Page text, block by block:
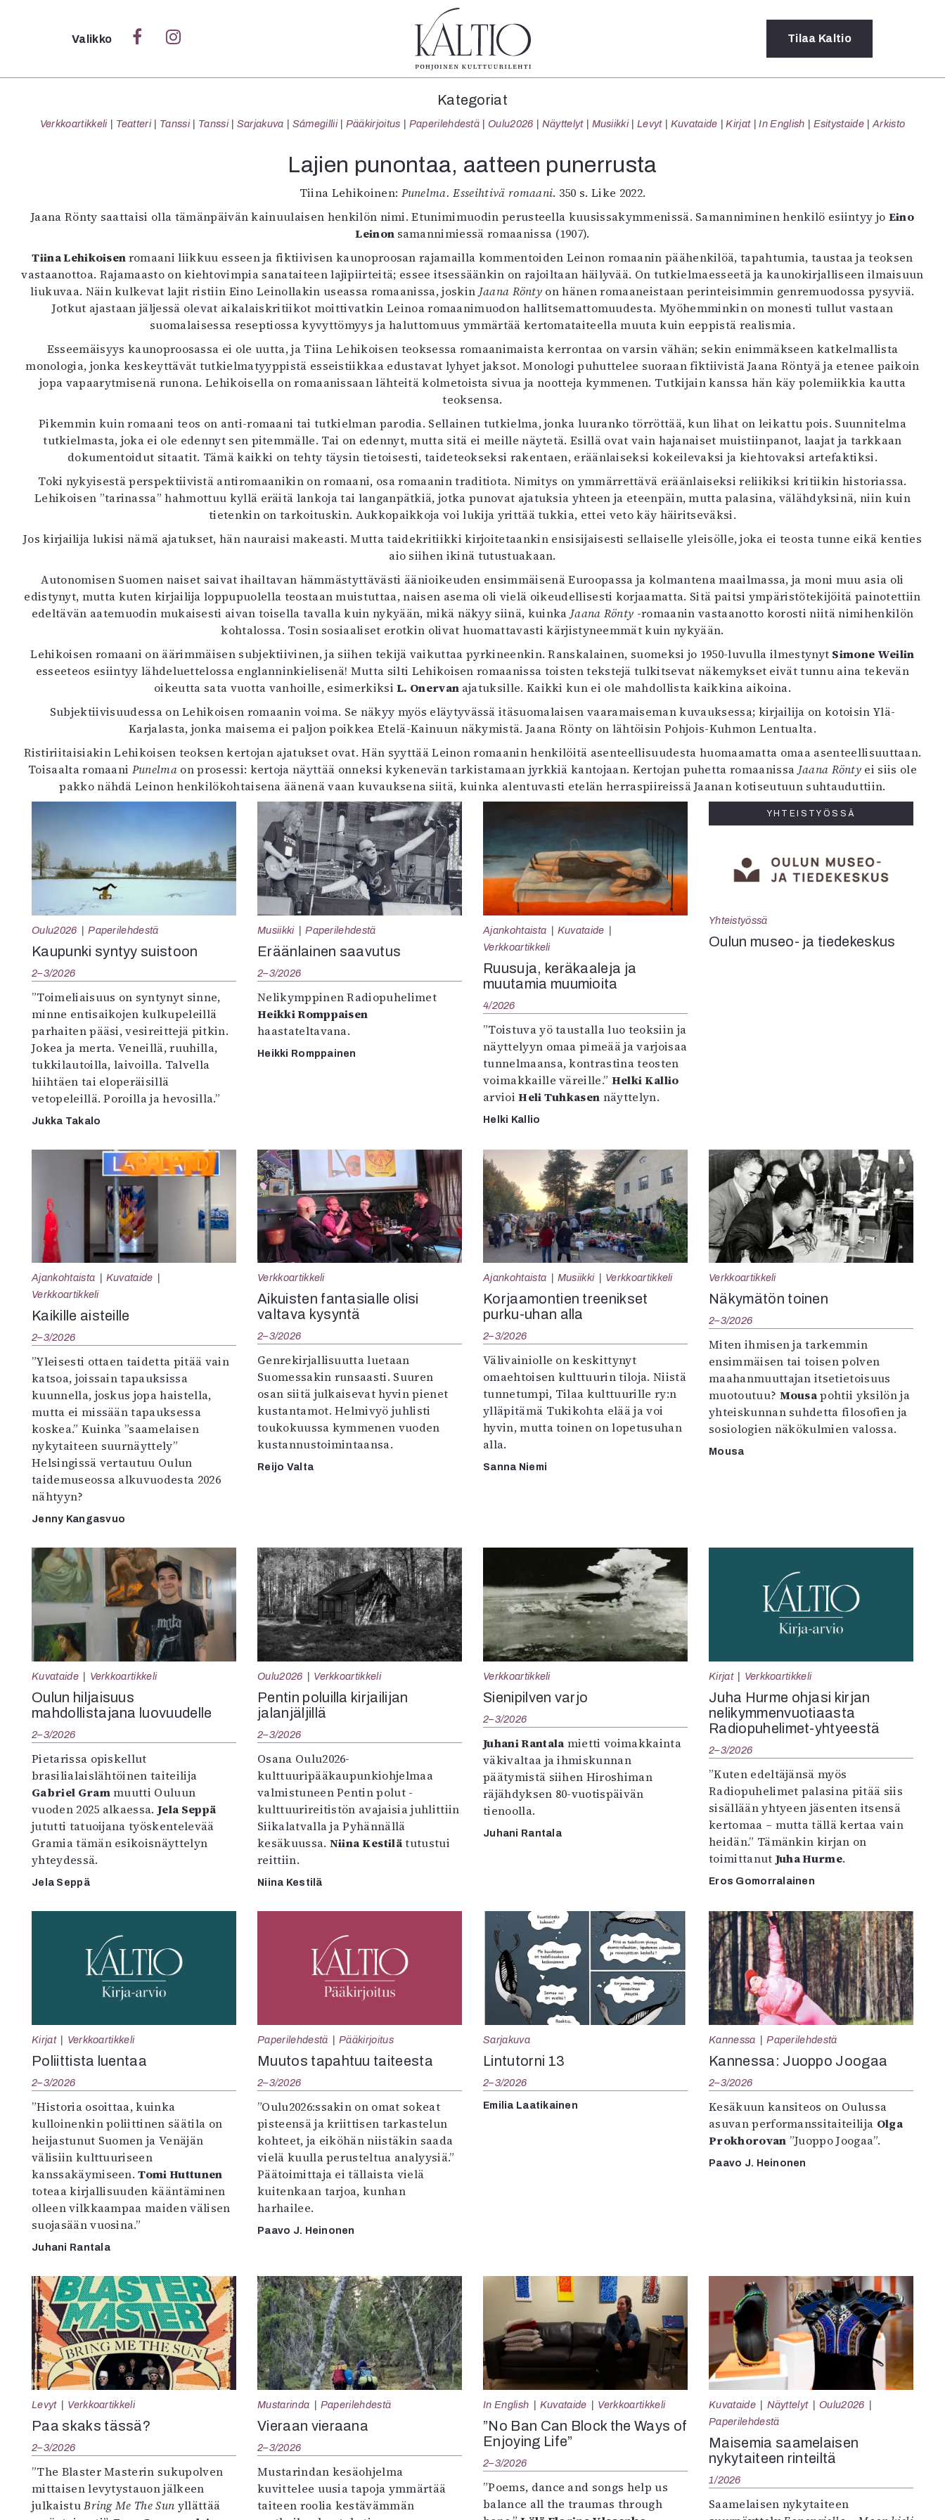
Sulje
Verkkoartikkeli
Tanssi
Tanssi
Sarjakuva
Pääkirjoitus
Paperilehdestä
Oulu2026
Näyttelyt
Musiikki
Levyt
Kuvataide
Kirjat
In English
Esitystaide
Lehdet
4/2026
6/2025
5/2025 saame
Lehtiarkisto
Tilaus ja
Yhteistyössä
Toimitus
Mediatiedot
Valikko Tilaa Kaltio
Kategoriat
Verkkoartikkeli Teatteri Tanssi Tanssi Sarjakuva Sámegillii Pääkirjoitus Paperilehdestä Oulu2026 Näyttelyt Musiikki Levyt Kuvataide Kirjat In English Esitystaide Arkisto
Lajien punontaa, aatteen punerrusta
Tiina Lehikoinen: Punelma. Esseihtivä romaani. 350 s. Like 2022.
Jaana Rönty saattaisi olla tämänpäivän kainuulaisen henkilön nimi. Etunimimuodin perusteella kuusissakymmenissä. Samanniminen henkilö esiintyy jo Eino
Leinon samannimiessä romaanissa (1907).
Tiina Lehikoisenromaani liikkuu esseen ja fiktiivisen kaunoproosan rajamailla kommentoiden Leinon romaanin päähenkilöä, tapahtumia, taustaa ja teoksen
vastaanottoa. Rajamaasto on kiehtovimpia sanataiteen lajipiirteitä; essee itsessäänkin on rajoiltaan häilyvää. On tutkielmaesseetä ja kaunokirjalliseen ilmaisuun
liukuvaa. Näin kulkevat lajit ristiin Eino Leinollakin useassa romaanissa, joskin Jaana Rönty on hänen romaaneistaan perinteisimmin genremuodossa pysyviä.
Jotkut ajastaan jäljessä olevat aikalaiskritiikot moittivatkin Leinoa romaanimuodon hallitsemattomuudesta. Myöhemminkin on monesti tullut vastaan
suomalaisessa reseptiossa kyvyttömyys ja haluttomuus ymmärtää kertomataiteella muuta kuin eeppistä realismia.
Esseemäisyys kaunoproosassa ei ole uutta, ja Tiina Lehikoisen teoksessa romaanimaista kerrontaa on varsin vähän; sekin enimmäkseen katkelmallista
monologia, jonka keskeyttävät tutkielmatyyppistä esseistiikkaa edustavat lyhyet jaksot. Monologi puhuttelee suoraan fiktiivistä Jaana Röntyä ja etenee paikoin
jopa vapaarytmisenä runona. Lehikoisella on romaanissaan lähteitä kolmetoista sivua ja nootteja kymmenen. Tutkijain kanssa hän käy polemiikkia kautta
teoksensa.
Pikemmin kuin romaani teos on anti-romaani tai tutkielman parodia. Sellainen tutkielma, jonka luuranko törröttää, kun lihat on leikattu pois. Suunnitelma
tutkielmasta, joka ei ole edennyt sen pitemmälle. Tai on edennyt, mutta sitä ei meille näytetä. Esillä ovat vain hajanaiset muistiinpanot, laajat ja tarkkaan
dokumentoidut sitaatit. Tämä kaikki on tehty täysin tietoisesti, taideteokseksi rakentaen, eräänlaiseksi kokeilevaksi ja kiehtovaksi artefaktiksi.
Toki nykyisestä perspektiivistä antiromaanikin on romaani, osa romaanin traditiota. Nimitys on ymmärrettävä eräänlaiseksi reliikiksi kritiikin historiassa.
Lehikoisen ”tarinassa” hahmottuu kyllä eräitä lankoja tai langanpätkiä, jotka punovat ajatuksia yhteen ja eteenpäin, mutta palasina, välähdyksinä, niin kuin
tietenkin on tarkoituskin. Aukkopaikkoja voi lukija yrittää tukkia, ettei veto käy häiritseväksi.
Jos kirjailija lukisi nämä ajatukset, hän nauraisi makeasti. Mutta taidekritiikki kirjoitetaankin ensisijaisesti sellaiselle yleisölle, joka ei teosta tunne eikä kenties
aio siihen ikinä tutustuakaan.
Autonomisen Suomen naiset saivat ihailtavan hämmästyttävästi äänioikeuden ensimmäisenä Euroopassa ja kolmantena maailmassa, ja moni muu asia oli
edistynyt, mutta kuten kirjailija loppupuolella teostaan muistuttaa, naisen asema oli vielä oikeudellisesti korjaamatta. Sitä paitsi ympäristötekijöitä painotettiin
edeltävän aatemuodin mukaisesti aivan toisella tavalla kuin nykyään, mikä näkyy siinä, kuinka Jaana Rönty -romaanin vastaanotto korosti niitä nimihenkilön
kohtalossa. Tosin sosiaaliset erotkin olivat huomattavasti kärjistyneemmät kuin nykyään.
Lehikoisen romaani on äärimmäisen subjektiivinen, ja siihen tekijä vaikuttaa pyrkineenkin. Ranskalainen, suomeksi jo 1950-luvulla ilmestynyt Simone Weilin
esseeteos esiintyy lähdeluettelossa englanninkielisenä! Mutta silti Lehikoisen romaanissa toisten tekstejä tulkitsevat näkemykset eivät tunnu aina tekevän
oikeutta sata vuotta vanhoille, esimerkiksiL. Onervan ajatuksille. Kaikki kun ei ole mahdollista kaikkina aikoina.
Subjektiivisuudessa on Lehikoisen romaanin voima. Se näkyy myös eläytyvässä itäsuomalaisen vaaramaiseman kuvauksessa; kirjailija on kotoisin Ylä-
Karjalasta, jonka maisema ei paljon poikkea Etelä-Kainuun näkymistä. Jaana Rönty on lähtöisin Pohjois-Kuhmon Lentualta.
Ristiriitaisiakin Lehikoisen teoksen kertojan ajatukset ovat. Hän syyttää Leinon romaanin henkilöitä asenteellisuudesta huomaamatta omaa asenteellisuuttaan.
Toisaalta romaani Punelma on prosessi: kertoja näyttää onneksi kykenevän tarkistamaan jyrkkiä kantojaan. Kertojan puhetta romaanissa Jaana Rönty ei siis ole
pakko nähdä Leinon henkilökohtaisena äänenä vaan kuvauksena siitä, kuinka alentuvasti etelän herraspiireissä Jaanan kotiseutuun suhtauduttiin.
Oulu2026 Paperilehdestä
Kaupunki syntyy suistoon
2–3/2026
”Toimeliaisuus on syntynyt sinne,
minne entisaikojen kulkupeleillä
parhaiten pääsi, vesireittejä pitkin.
Jokea ja merta. Veneillä, ruuhilla,
tukkilautoilla, laivoilla. Talvella
hiihtäen tai eloperäisillä
vetopeleillä. Poroilla ja hevosilla.”
Jukka Takalo
Musiikki Paperilehdestä
Eräänlainen saavutus
2–3/2026
Nelikymppinen Radiopuhelimet
Heikki Romppaisen
haastateltavana.
Heikki Romppainen
Ajankohtaista
Kuvataide
Verkkoartikkeli
Ruusuja, keräkaaleja ja
muutamia muumioita
4/2026
”Toistuva yö taustalla luo teoksiin ja
näyttelyyn omaa pimeää ja varjoisaa
tunnelmaansa, kontrastina teosten
voimakkaille väreille.” Helki Kallio
arvioiHeli Tuhkasen näyttelyn.
Helki Kallio
YHTEISTYÖSSÄ
Yhteistyössä
Oulun museo- ja tiedekeskus
Ajankohtaista
Kuvataide
Verkkoartikkeli
Kaikille aisteille
2–3/2026
”Yleisesti ottaen taidetta pitää vain
katsoa, joissain tapauksissa
kuunnella, joskus jopa haistella,
mutta ei missään tapauksessa
koskea.” Kuinka ”saamelaisen
nykytaiteen suurnäyttely”
Helsingissä vertautuu Oulun
taidemuseossa alkuvuodesta 2026
nähtyyn?
Jenny Kangasvuo
Verkkoartikkeli
Aikuisten fantasialle olisi
valtava kysyntä
2–3/2026
Genrekirjallisuutta luetaan
Suomessakin runsaasti. Suuren
osan siitä julkaisevat hyvin pienet
kustantamot. Helmivyö juhlisti
toukokuussa kymmenen vuoden
kustannustoimintaansa.
Reijo Valta
Ajankohtaista Musiikki Verkkoartikkeli
Korjaamontien treenikset
purku-uhan alla
2–3/2026
Välivainiolle on keskittynyt
omaehtoisen kulttuurin tiloja. Niistä
tunnetumpi, Tilaa kulttuurille ry:n
ylläpitämä Tukikohta elää ja voi
hyvin, mutta toinen on lopetusuhan
alla.
Sanna Niemi
Verkkoartikkeli
Näkymätön toinen
2–3/2026
Miten ihmisen ja tarkemmin
ensimmäisen tai toisen polven
maahanmuuttajan itsetietoisuus
muotoutuu? Mousapohtii yksilön ja
yhteiskunnan suhdetta filosofien ja
sosiologien näkökulmien valossa.
Mousa
Kuvataide Verkkoartikkeli
Oulun hiljaisuus
mahdollistajana luovuudelle
2–3/2026
Pietarissa opiskellut
brasilialaislähtöinen taiteilija
Gabriel Grammuutti Ouluun
vuoden 2025 alkaessa.Jela Seppä
jututti tatuoijana työskentelevää
Gramia tämän esikoisnäyttelyn
yhteydessä.
Jela Seppä
Oulu2026 Verkkoartikkeli
Pentin poluilla kirjailijan
jalanjäljillä
2–3/2026
Osana Oulu2026-
kulttuuripääkaupunkiohjelmaa
valmistuneen Pentin polut -
kulttuurireitistön avajaisia juhlittiin
Siikalatvalla ja Pyhännällä
kesäkuussa. Niina Kestilätutustui
reittiin.
Niina Kestilä
Verkkoartikkeli
Sienipilven varjo
2–3/2026
Juhani Rantala mietti voimakkainta
väkivaltaa ja ihmiskunnan
päätymistä siihen Hiroshiman
räjähdyksen 80-vuotispäivän
tienoolla.
Juhani Rantala
Kirjat Verkkoartikkeli
Juha Hurme ohjasi kirjan
nelikymmenvuotiaasta
Radiopuhelimet-yhtyeestä
2–3/2026
”Kuten edeltäjänsä myös
Radiopuhelimet palasina pitää siis
sisällään yhtyeen jäsenten itsensä
kertomaa – mutta tällä kertaa vain
heidän.” Tämänkin kirjan on
toimittanut Juha Hurme.
Eros Gomorralainen
Kirjat Verkkoartikkeli
Poliittista luentaa
2–3/2026
”Historia osoittaa, kuinka
kulloinenkin poliittinen säätila on
heijastunut Suomen ja Venäjän
välisiin kulttuuriseen
kanssakäymiseen.Tomi Huttunen
toteaa kirjallisuuden kääntäminen
olleen vilkkaampaa maiden välisen
suojasään vuosina.”
Juhani Rantala
Paperilehdestä Pääkirjoitus
Muutos tapahtuu taiteesta
2–3/2026
”Oulu2026:ssakin on omat sokeat
pisteensä ja kriittisen tarkastelun
kohteet, ja eiköhän niistäkin saada
vielä kuulla perusteltua analyysiä.”
Päätoimittaja ei tällaista vielä
kuitenkaan tarjoa, kunhan
harhailee.
Paavo J. Heinonen
Sarjakuva
Lintutorni 13
2–3/2026
Emilia Laatikainen
Kannessa Paperilehdestä
Kannessa: Juoppo Joogaa
2–3/2026
Kesäkuun kansiteos on Oulussa
asuvan performanssitaiteilija Olga
Prokhorovan ”Juoppo Joogaa”.
Paavo J. Heinonen
Levyt Verkkoartikkeli
Paa skaks tässä?
2–3/2026
”The Blaster Masterin sukupolven
mittaisen levytystauon jälkeen
julkaistuBring Me The Sun yllättää
Mustarinda Paperilehdestä
Vieraan vieraana
2–3/2026
Mustarindan kesäohjelma
kuvittelee uusia tapoja ymmärtää
taiteen roolia kestävämmän
In English Kuvataide Verkkoartikkeli
”No Ban Can Block the Ways of
Enjoying Life”
2–3/2026
”Poems, dance and songs help us
balance all the traumas through
Kuvataide Näyttelyt
Oulu2026
Paperilehdestä
Maisemia saamelaisen
nykytaiteen rinteiltä
1/2026
Saamelaisen nykytaiteen